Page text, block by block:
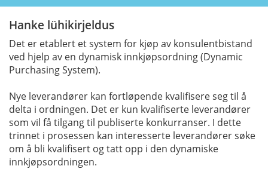
Hanke lühikirjeldus
Det er etablert et system for kjøp av konsulentbistand
ved hjelp av en dynamisk innkjøpsordning (Dynamic
Purchasing System).
Nye leverandører kan fortløpende kvalifisere seg til å
delta i ordningen. Det er kun kvalifiserte leverandører
som vil få tilgang til publiserte konkurranser. I dette
trinnet i prosessen kan interesserte leverandører søke
om å bli kvalifisert og tatt opp i den dynamiske
innkjøpsordningen.